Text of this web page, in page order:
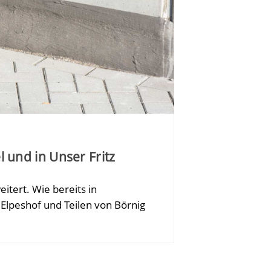
und in Unser Fritz
Wie bereits in
und Teilen von Börnig